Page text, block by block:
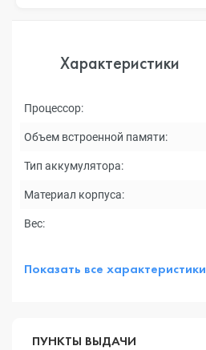
Характеристики
Процессор:
Объем встроенной памяти:
Тип аккумулятора:
Материал корпуса:
Вес:
Показать все характеристики
ПУНКТЫ ВЫДАЧИ